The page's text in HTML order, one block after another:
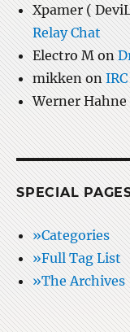
Xpamer (
Relay Chat
Electro M on
mikkenon
Werner Hahne
SPECIAL
»Categories
»Full Tag List
»The Archives